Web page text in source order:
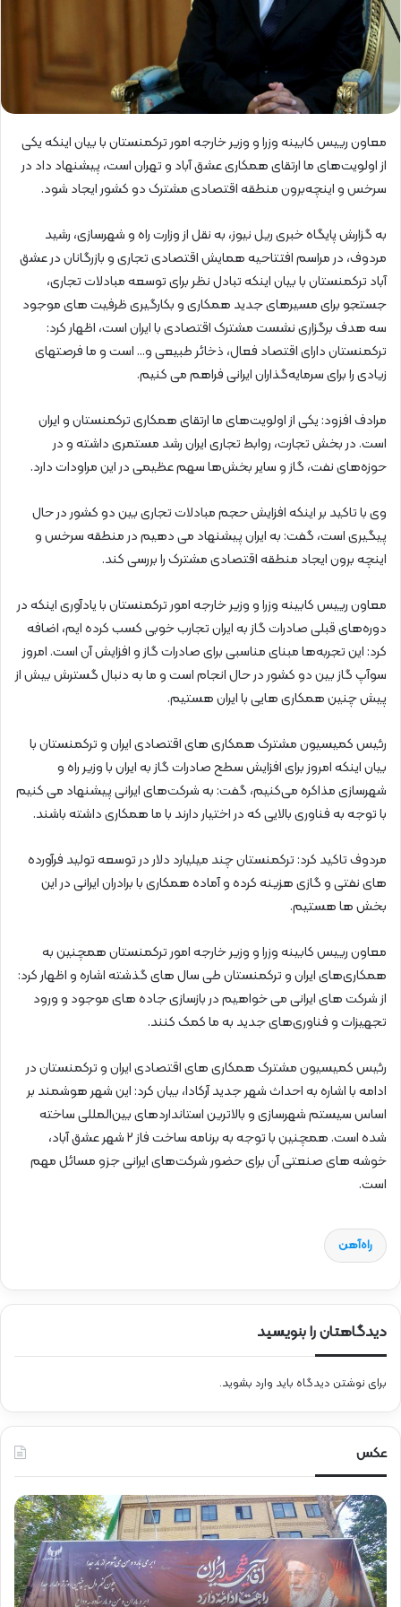
معاون رییس کابینه وزرا و وزیر خارجه امور ترکمنستان با بیان اینکه یکی
از اولویت‌های ما ارتقای همکاری عشق آباد و تهران است، پیشنهاد داد در
سرخس و اینچه‌برون منطقه اقتصادی مشترک دو کشور ایجاد شود.
به گزارش پایگاه خبری ریل نیوز، به نقل از وزارت راه و شهرسازی، رشید
مردوف، در مراسم افتتاحیه همایش اقتصادی تجاری و بازرگانان در عشق
آباد ترکمنستان با بیان اینکه تبادل نظر برای توسعه مبادلات تجاری،
جستجو برای مسیرهای جدید همکاری و بکارگیری ظرفیت های موجود
سه هدف برگزاری نشست مشترک اقتصادی با ایران است، اظهار کرد:
ترکمنستان دارای اقتصاد فعال، ذخائر طبیعی و… است و ما فرصتهای
زیادی را برای سرمایه‌گذاران ایرانی فراهم می کنیم.
مرادف افزود: یکی از اولویت‌های ما ارتقای همکاری ترکمنستان و ایران
است. در بخش تجارت، روابط تجاری ایران رشد مستمری داشته و در
حوزه‌های نفت، گاز و سایر بخش‌ها سهم عظیمی در این مراودات دارد.
وی با تاکید بر اینکه افزایش حجم مبادلات تجاری بین دو کشور در حال
پیگیری است، گفت: به ایران پیشنهاد می دهیم در منطقه سرخس و
اینچه برون ایجاد منطقه اقتصادی مشترک را بررسی کند.
معاون رییس کابینه وزرا و وزیر خارجه امور ترکمنستان با یادآوری اینکه در
دوره‌های قبلی صادرات گاز به ایران تجارب خوبی کسب کرده ایم، اضافه
کرد: این تجربه‌ها مبنای مناسبی برای صادرات گاز و افزایش آن است. امروز
سوآپ گاز بین دو کشور در حال انجام است و ما به دنبال گسترش بیش از
پیش چنین همکاری هایی با ایران هستیم.
رئیس کمیسیون مشترک همکاری های اقتصادی ایران و ترکمنستان با
بیان اینکه امروز برای افزایش سطح صادرات گاز به ایران با وزیر راه و
شهرسازی مذاکره می‌کنیم، گفت: به شرکت‌های ایرانی پیشنهاد می کنیم
با توجه به فناوری بالایی که در اختیار دارند با ما همکاری داشته باشند.
مردوف تاکید کرد: ترکمنستان چند میلیارد دلار در توسعه تولید فرآورده
های نفتی و گازی هزینه کرده و آماده همکاری با برادران ایرانی در این
بخش ها هستیم.
معاون رییس کابینه وزرا و وزیر خارجه امور ترکمنستان همچنین به
همکاری‌های ایران و ترکمنستان طی سال های گذشته اشاره و اظهار کرد:
از شرکت های ایرانی می خواهیم در بازسازی جاده های موجود و ورود
تجهیزات و فناوری‌های جدید به ما کمک کنند.
رئیس کمیسیون مشترک همکاری های اقتصادی ایران و ترکمنستان در
ادامه با اشاره به احداث شهر جدید آرکادا، بیان کرد: این شهر هوشمند بر
اساس سیستم شهرسازی و بالاترین استانداردهای بین‌المللی ساخته
شده است. همچنین با توجه به برنامه ساخت فاز ۲ شهر عشق آباد،
خوشه های صنعتی آن برای حضور شرکت‌های ایرانی جزو مسائل مهم
است.
راه‌آهن
دیدگاهتان را بنویسید
برای نوشتن دیدگاه باید وارد بشوید.
عکس
ح
ض
و
ر
د
ک